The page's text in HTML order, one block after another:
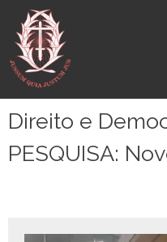
para
conteúdo
Direito e
PESQUISA: